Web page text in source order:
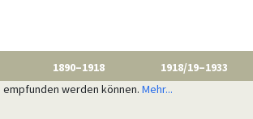
1890–1918 1918/19–1933
werden können. Mehr...